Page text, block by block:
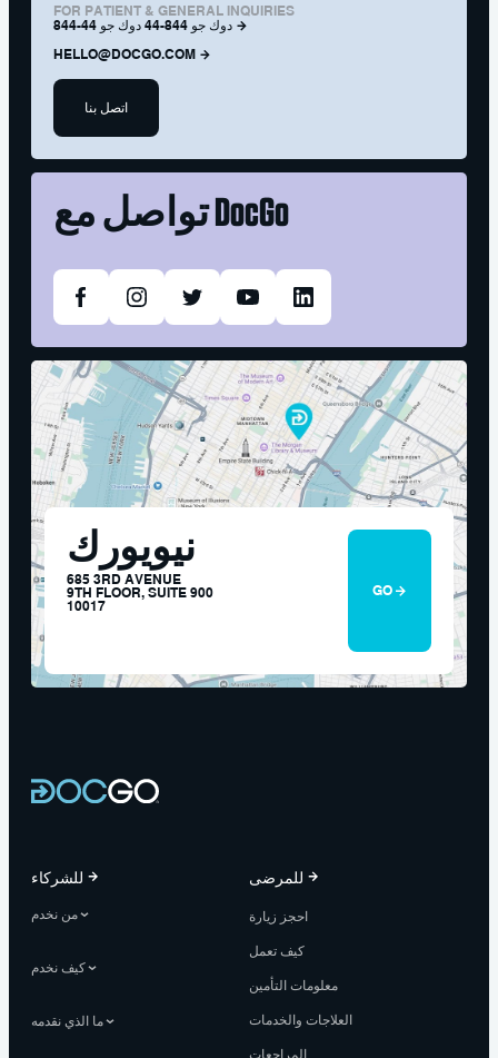
FOR PATIENT & GENERAL INQUIRIES
844-44 دوك جو 844-44 دوك جو
HELLO@DOCGO.COM
اتصل بنا
تواصل معDocGo
نيويورك
685 3RD AVENUE
9TH FLOOR, SUITE 900
10017
GO
للشركاء
من نخدم
كيف نخدم
ما الذي نقدمه
للمرضى
احجز زيارة
كيف تعمل
معلومات التأمين
العلاجات والخدمات
المراجعات